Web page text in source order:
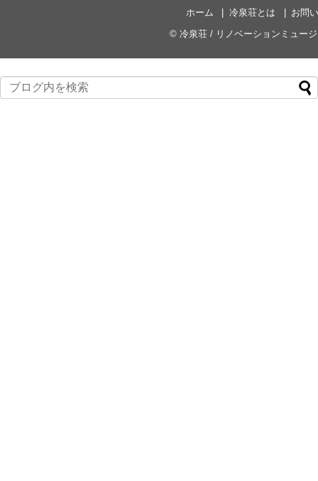
ホーム 冷泉荘とは
お問
© 冷泉荘 / リノベーションミュー